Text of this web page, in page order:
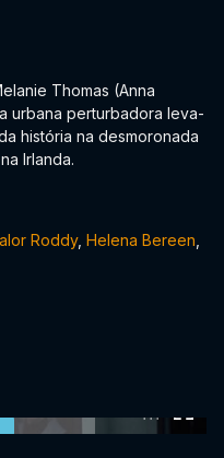
Thomas (Anna
urbana perturbadora leva-
história na desmoronada
Irlanda.
Roddy, Helena Bereen